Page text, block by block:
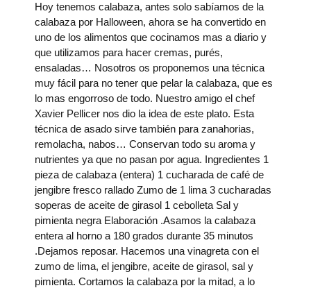
Hoy tenemos calabaza, antes solo sabíamos de la
calabaza por Halloween, ahora se ha convertido en
uno de los alimentos que cocinamos mas a diario y
que utilizamos para hacer cremas, purés,
ensaladas… Nosotros os proponemos una técnica
muy fácil para no tener que pelar la calabaza, que es
lo mas engorroso de todo. Nuestro amigo el chef
Xavier Pellicer nos dio la idea de este plato. Esta
técnica de asado sirve también para zanahorias,
remolacha, nabos… Conservan todo su aroma y
nutrientes ya que no pasan por agua. Ingredientes 1
pieza de calabaza (entera) 1 cucharada de café de
jengibre fresco rallado Zumo de 1 lima 3 cucharadas
soperas de aceite de girasol 1 cebolleta Sal y
pimienta negra Elaboración .Asamos la calabaza
entera al horno a 180 grados durante 35 minutos
.Dejamos reposar. Hacemos una vinagreta con el
zumo de lima, el jengibre, aceite de girasol, sal y
pimienta. Cortamos la calabaza por la mitad, a lo